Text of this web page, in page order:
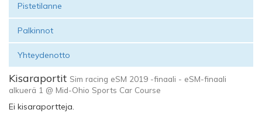
Pistetilanne
Palkinnot
Yhteydenotto
Kisaraportit Sim racing eSM 2019 -finaali - eSM-finaali
alkuerä 1 @ Mid-Ohio Sports Car Course
Ei kisaraportteja.